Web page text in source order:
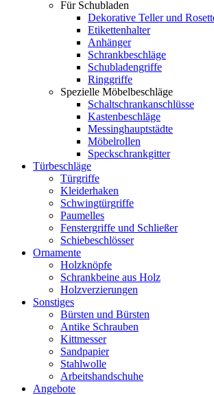
Für Schubladen
Dekorative Teller und
Etikettenhalter
Anhänger
Schrankbeschläge
Schubladengriffe
Ringgriffe
Spezielle Möbelbeschläge
Schaltschrankanschlüsse
Kastenbeschläge
Messinghauptstädte
Möbelrollen
Speckschrankgitter
Türbeschläge
Türgriffe
Kleiderhaken
Schwingtürgriffe
Paumelles
Fenstergriffe und Schließer
Schiebeschlösser
Ornamente
Holzknöpfe
Schrankbeine aus Holz
Holzverzierungen
Sonstiges
Bürsten und Bürsten
Antike Schrauben
Kittmesser
Sandpapier
Stahlwolle
Arbeitshandschuhe
Angebote